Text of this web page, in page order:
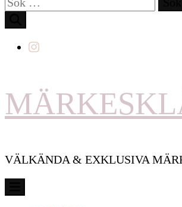
efter:
VÄLKÄNDA & EXKLUSIVA